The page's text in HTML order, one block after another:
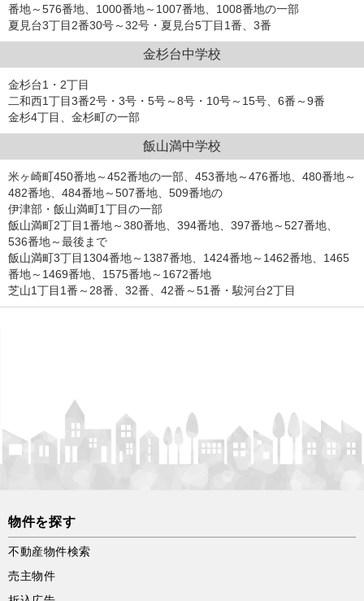
番地～576番地、1000番地～1007番地、1008番地の一部
夏見台3丁目2番30号～32号・夏見台5丁目1番、3番
金杉台中学校
金杉台1・2丁目
二和西1丁目3番2号・3号・5号～8号・10号～15号、6番～9番
金杉4丁目、金杉町の一部
飯山満中学校
米ヶ崎町450番地～452番地の一部、453番地～476番地、480番地～
482番地、484番地～507番地、509番地の
伊津部・飯山満町1丁目の一部
飯山満町2丁目1番地～380番地、394番地、397番地～527番地、
536番地～最後まで
飯山満町3丁目1304番地～1387番地、1424番地～1462番地、1465
番地～1469番地、1575番地～1672番地
芝山1丁目1番～28番、32番、42番～51番・駿河台2丁目
物件を探す
不動産物件検索
売主物件